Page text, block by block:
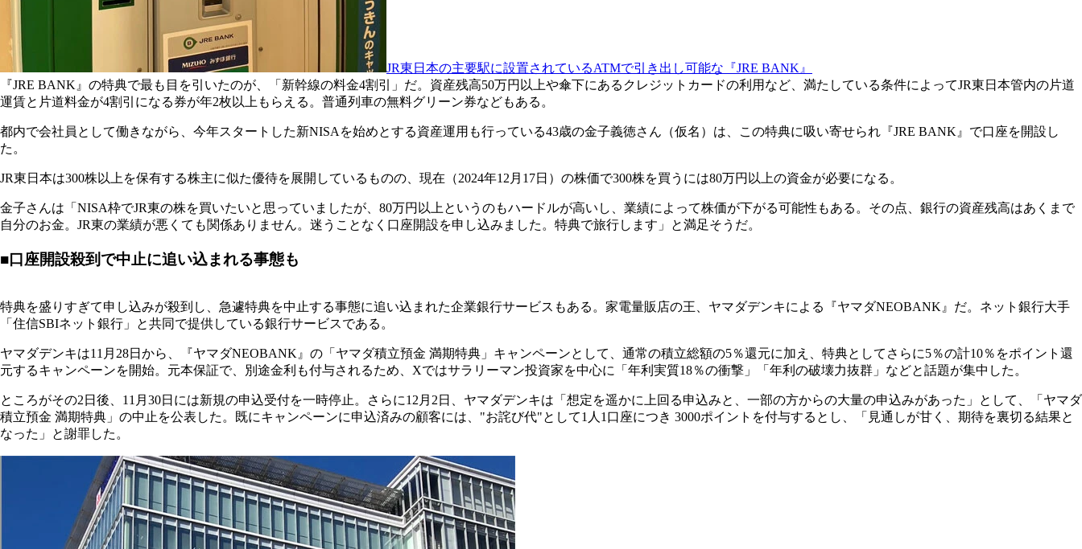
JR東日本の主要駅に設置されているATMで引き出し可能な『JRE BANK』
『JRE BANK』の特典で最も目を引いたのが、「新幹線の料金4割引」だ。資産残高50万円以上や傘下にあるクレジットカードの利用など、満たしている条件によってJR東日本管内の片道
運賃と片道料金が4割引になる券が年2枚以上もらえる。普通列車の無料グリーン券などもある。
都内で会社員として働きながら、今年スタートした新NISAを始めとする資産運用も行っている43歳の金子義徳さん（仮名）は、この特典に吸い寄せられ『JRE BANK』で口座を開設し
た。
JR東日本は300株以上を保有する株主に似た優待を展開しているものの、現在（2024年12月17日）の株価で300株を買うには80万円以上の資金が必要になる。
金子さんは「NISA枠でJR東の株を買いたいと思っていましたが、80万円以上というのもハードルが高いし、業績によって株価が下がる可能性もある。その点、銀行の資産残高はあくまで
自分のお金。JR東の業績が悪くても関係ありません。迷うことなく口座開設を申し込みました。特典で旅行します」と満足そうだ。
■口座開設殺到で中止に追い込まれる事態も
特典を盛りすぎて申し込みが殺到し、急遽特典を中止する事態に追い込まれた企業銀行サービスもある。家電量販店の王、ヤマダデンキによる『ヤマダNEOBANK』だ。ネット銀行大手
「住信SBIネット銀行」と共同で提供している銀行サービスである。
ヤマダデンキは11月28日から、『ヤマダNEOBANK』の「ヤマダ積立預金 満期特典」キャンペーンとして、通常の積立総額の5％還元に加え、特典としてさらに5％の計10％をポイント還
元するキャンペーンを開始。元本保証で、別途金利も付与されるため、Xではサラリーマン投資家を中心に「年利実質18％の衝撃」「年利の破壊力抜群」などと話題が集中した。
ところがその2日後、11月30日には新規の申込受付を一時停止。さらに12月2日、ヤマダデンキは「想定を遥かに上回る申込みと、一部の方からの大量の申込みがあった」として、「ヤマダ
積立預金 満期特典」の中止を公表した。既にキャンペーンに申込済みの顧客には、"お詫び代"として1人1口座につき 3000ポイントを付与するとし、「見通しが甘く、期待を裏切る結果と
なった」と謝罪した。